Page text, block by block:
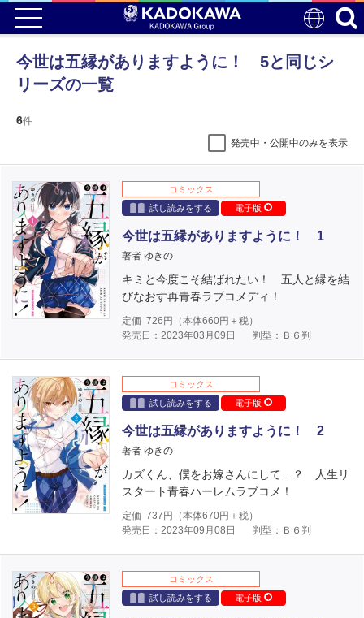
今世は五縁がありますように！ 5と同じシ
リーズの一覧
6件
発売中・公開中のみを表示
コミックス
試し読みをする
電子版
今世は五縁がありますように！ 1
著者 ゆきの
キミと今度こそ結ばれたい！ 五人と縁を結
びなおす再青春ラブコメディ！
定価 726 円（本体660円＋税）
発売日：2023年03月09日
判型：Ｂ６判
コミックス
試し読みをする
電子版
今世は五縁がありますように！ 2
著者 ゆきの
カズくん、僕をお嫁さんにして…？ 人生リ
スタート青春ハーレムラブコメ！
定価 737 円（本体670円＋税）
発売日：2023年09月08日
判型：Ｂ６判
コミックス
試し読みをする
電子版